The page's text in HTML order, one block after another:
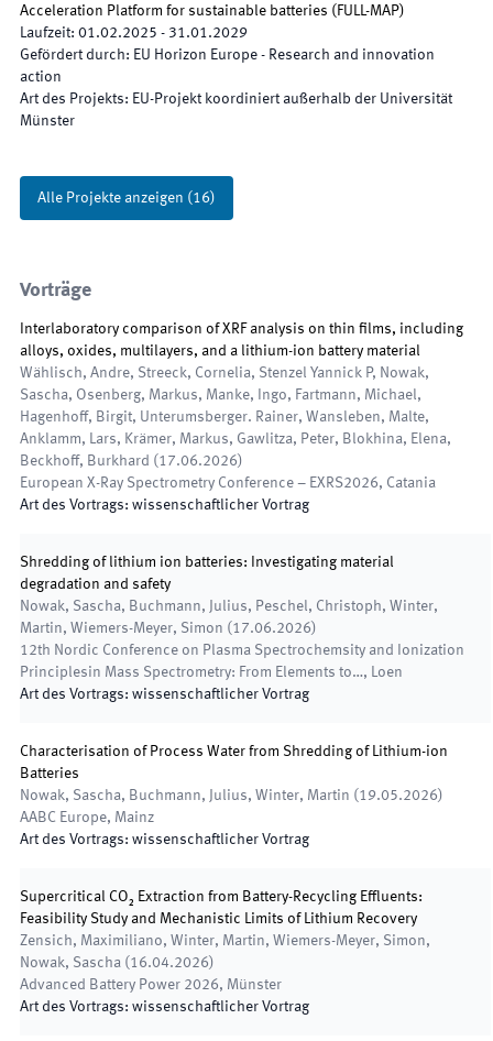
Acceleration Platform for sustainable batteries ( FULL-MAP)
Laufzeit: 01.02.2025 - 31.01.2029
Gefördert durch: EU Horizon Europe - Research and innovation
action
Art des Projekts: EU-Projekt koordiniert außerhalb der Universität
Münster
Alle Projekte anzeigen (16)
Vorträge
Interlaboratory comparison of XRF analysis on thin films, including
alloys, oxides, multilayers, and a lithium-ion battery material
Wählisch, Andre, Streeck, Cornelia, Stenzel Yannick P, Nowak,
Sascha, Osenberg, Markus, Manke, Ingo, Fartmann, Michael,
Hagenhoff, Birgit, Unterumsberger. Rainer, Wansleben, Malte,
Anklamm, Lars, Krämer, Markus, Gawlitza, Peter, Blokhina, Elena,
Beckhoff, Burkhard ( 17.06.2026)
European X-Ray Spectrometry Conference – EXRS2026, Catania
Art des Vortrags: wissenschaftlicher Vortrag
Shredding of lithium ion batteries: Investigating material
degradation and safety
Nowak, Sascha, Buchmann, Julius, Peschel, Christoph, Winter,
Martin, Wiemers-Meyer, Simon ( 17.06.2026)
12th Nordic Conference on Plasma Spectrochemsity and Ionization
Principlesin Mass Spectrometry: From Elements to…, Loen
Art des Vortrags: wissenschaftlicher Vortrag
Characterisation of Process Water from Shredding of Lithium-ion
Batteries
Nowak, Sascha, Buchmann, Julius, Winter, Martin ( 19.05.2026)
AABC Europe, Mainz
Art des Vortrags: wissenschaftlicher Vortrag
Supercritical CO₂ Extraction from Battery-Recycling Effluents:
Feasibility Study and Mechanistic Limits of Lithium Recovery
Zensich, Maximiliano, Winter, Martin, Wiemers-Meyer, Simon,
Nowak, Sascha ( 16.04.2026)
Advanced Battery Power 2026, Münster
Art des Vortrags: wissenschaftlicher Vortrag